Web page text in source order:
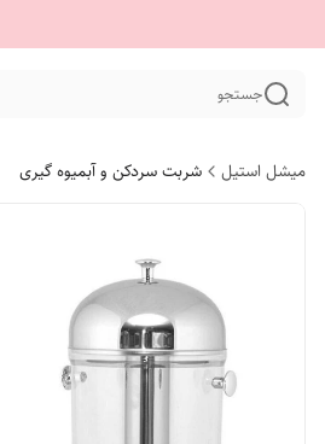
جستجو
میشل استیل شربت سردکن و آبمیوه گیری